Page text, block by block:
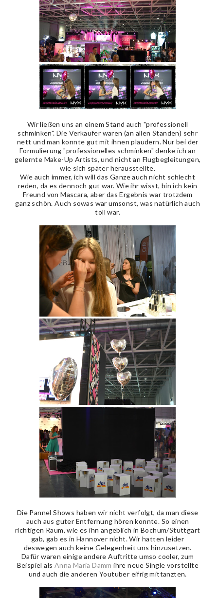
Wir ließen uns an einem Stand auch "professionell
schminken". Die Verkäufer waren (an allen Ständen) sehr
nett und man konnte gut mit ihnen plaudern. Nur bei der
Formulierung "professionelles schminken" denke ich an
gelernte Make-Up Artists, und nicht an Flugbegleitungen,
wie sich später herausstellte.
Wie auch immer, ich will das Ganze auch nicht schlecht
reden, da es dennoch gut war. Wie ihr wisst, bin ich kein
Freund von Mascara, aber das Ergebnis war trotzdem
ganz schön. Auch sowas war umsonst, was natürlich auch
toll war.
Die Pannel Shows haben wir nicht verfolgt, da man diese
auch aus guter Entfernung hören konnte. So einen
richtigen Raum, wie es ihn angeblich in Bochum/Stuttgart
gab, gab es in Hannover nicht. Wir hatten leider
deswegen auch keine Gelegenheit uns hinzusetzen.
Dafür waren einige andere Auftritte umso cooler, zum
Beispiel als Anna Maria Damm ihre neue Single vorstellte
und auch die anderen Youtuber eifrig mittanzten.